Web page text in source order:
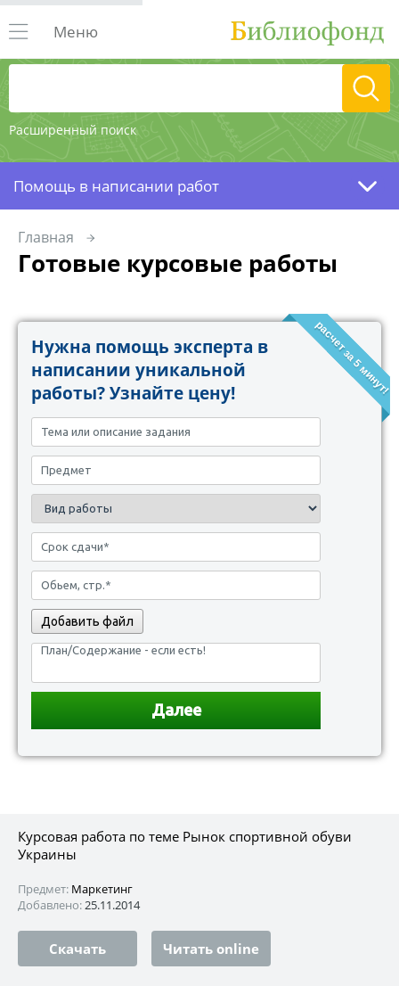
Расширенный поиск
Меню
Помощь в написании работ
Главная
Готовые курсовые работы
расчет за 5 минут!
Нужна помощь эксперта в
написании уникальной
работы? Узнайте цену!
Добавить файл
Курсовая работа по теме Рынок спортивной обуви
Украины
Предмет: Маркетинг
Добавлено:25.11.2014
Скачать Читать online